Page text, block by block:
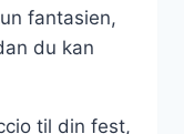
fantasien,
du kan
til din fest,